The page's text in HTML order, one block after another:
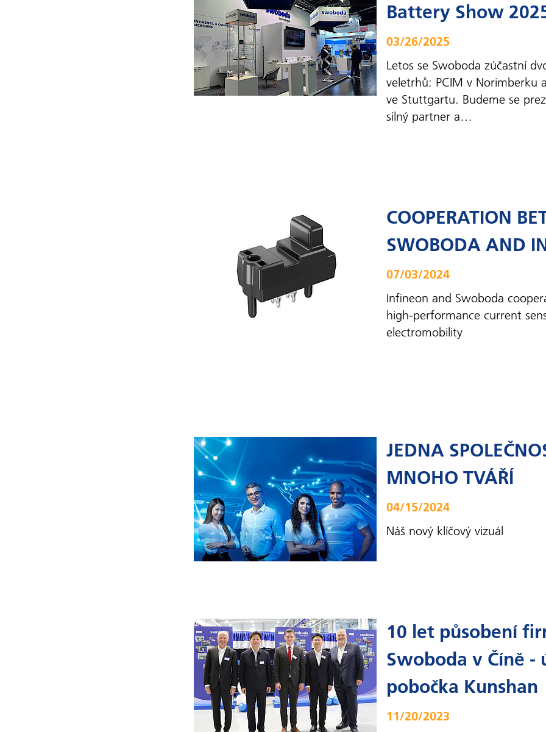
Battery Show
03/26/2025
Letos se Swoboda zúčastní
veletrhů: PCIM v Norimberku
ve Stuttgartu. Budeme se
silný partner a…
COOPERATION
SWOBODA AND
07/03/2024
Infineon and Swoboda
high-performance current
electromobility
JEDNA
MNOHO TVÁŘÍ
04/15/2024
Náš nový klíčový vizuál
10 let působení
Swoboda v Číně -
pobočka Kunshan
11/20/2023